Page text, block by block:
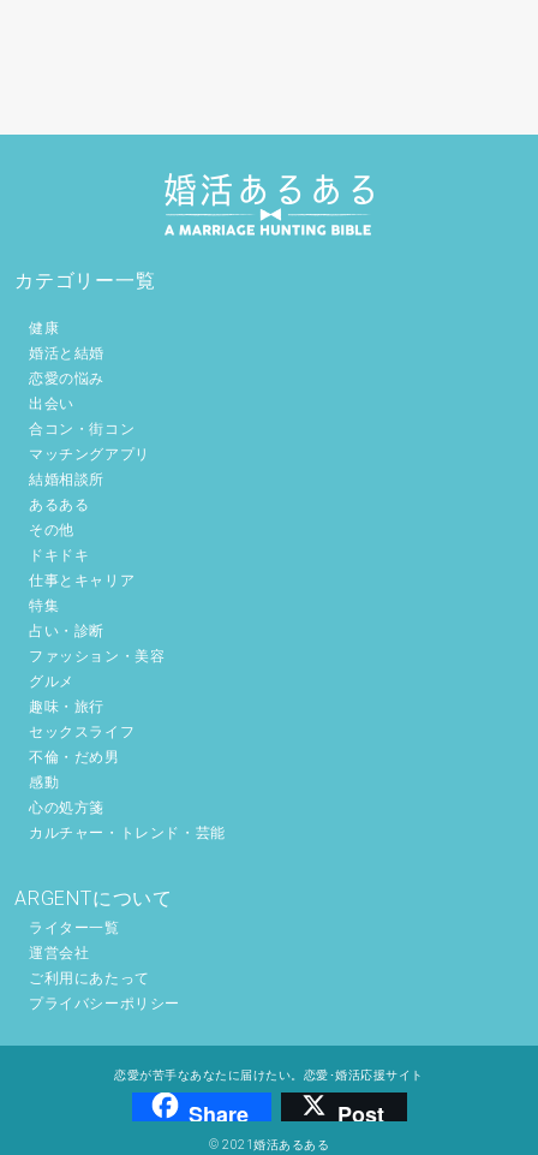
カテゴリー一覧
健康
婚活と結婚
恋愛の悩み
出会い
合コン・街コン
マッチングアプリ
結婚相談所
あるある
その他
ドキドキ
仕事とキャリア
特集
占い・診断
ファッション・美容
グルメ
趣味・旅行
セックスライフ
不倫・だめ男
感動
心の処方箋
カルチャー・トレンド・芸能
ARGENTについて
ライター一覧
運営会社
ご利用にあたって
プライバシーポリシー
恋愛が苦手なあなたに届けたい。恋愛･婚活応援サイト
Share Post
© 2021婚活あるある